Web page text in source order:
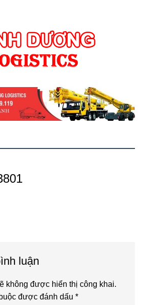
luận
không được hiển thị công khai.
được đánh dấu*